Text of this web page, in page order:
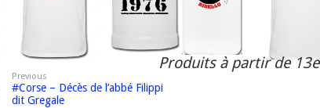
Produits à partir de 13e
Previous
#Corse – Décès de l’abbé Filippi
dit Gregale